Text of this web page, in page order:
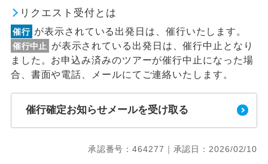
リクエスト受付とは
催行 が表示されている出発日は、催行いたします。
催行中止
が表示されている出発日は、催行中止となり
ました。お申込み済みのツアーが催行中止になった場
合、書面や電話、メールにてご連絡いたします。
催行確定お知らせメールを受け取る
承認番号：464277｜承認日：2026/02/10